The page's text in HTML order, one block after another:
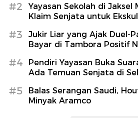
#2
Yayasan Sekolah di Jaksel
Klaim Senjata untuk Ekskul
#3
Jukir Liar yang Ajak Duel-
Bayar di Tambora Positif
#4
Pendiri Yayasan Buka
Ada Temuan Senjata di
#5
Balas Serangan Saudi,
Minyak Aramco